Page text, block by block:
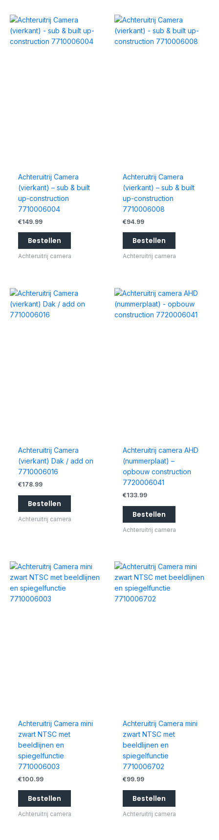
Achteruitrij Camera
(vierkant) – sub & built
up-construction
7710006004
€149.99
Bestellen
Achteruitrij camera
Achteruitrij Camera
(vierkant) – sub & built
up-construction
7710006008
€94.99
Bestellen
Achteruitrij camera
Achteruitrij Camera
(vierkant) Dak / add on
7710006016
€178.99
Bestellen
Achteruitrij camera
Achteruitrij camera AHD
(nummerplaat) –
opbouw construction
7720006041
€133.99
Bestellen
Achteruitrij camera
Achteruitrij Camera mini
zwart NTSC met
beeldlijnen en
spiegelfunctie
7710006003
€100.99
Bestellen
Achteruitrij camera
Achteruitrij Camera mini
zwart NTSC met
beeldlijnen en
spiegelfunctie
7710006702
€99.99
Bestellen
Achteruitrij camera